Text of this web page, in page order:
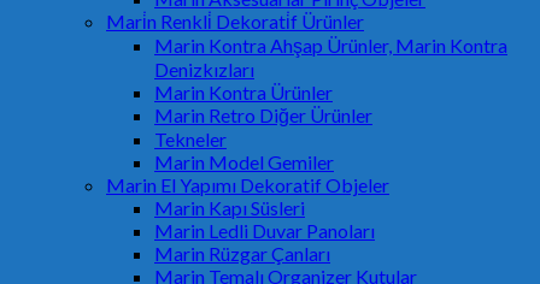
Mari̇n Renkli̇ Dekorati̇f Ürünler
Marin Kontra Ahşap Ürünler, Marin Kontra
Denizkızları
Marin Kontra Ürünler
Marin Retro Diğer Ürünler
Tekneler
Marin Model Gemiler
Marin El Yapımı Dekoratif Objeler
Marin Kapı Süsleri
Marin Ledli Duvar Panoları
Marin Rüzgar Çanları
Marin Temalı Organizer Kutular